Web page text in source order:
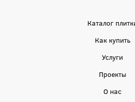
Каталог
Как купить
Услуги
Проекты
О нас